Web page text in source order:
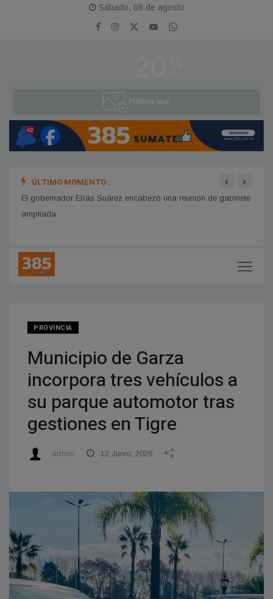
Sábado, 08 de agosto
ÚLTIMO MOMENTO :
El gobernador Elías Suárez encabezó una reunión de gabinete
ampliada
‹ ›
PROVINCIA
Municipio de Garza
incorpora tres vehículos a
su parque automotor tras
gestiones en Tigre
admin 12 Junio, 2026